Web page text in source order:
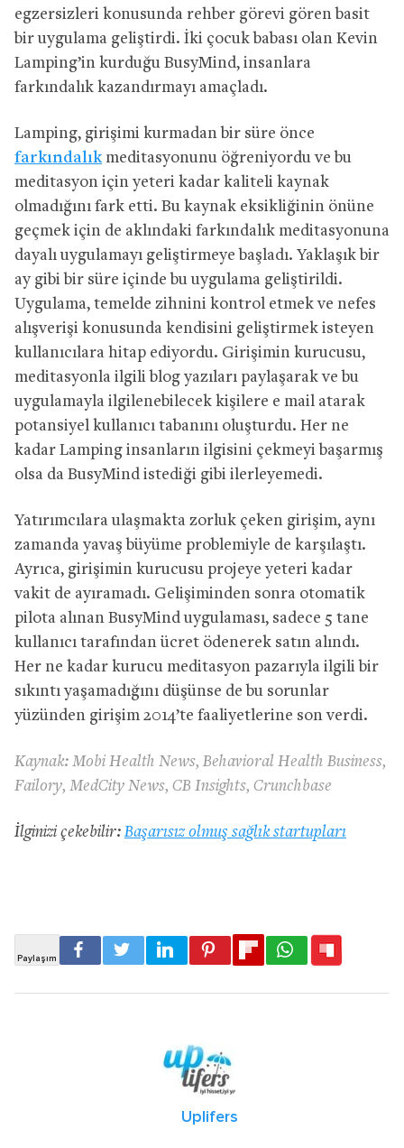
egzersizleri konusunda rehber görevi gören basit
bir uygulama geliştirdi. İki çocuk babası olan Kevin
Lamping’in kurduğu BusyMind, insanlara
farkındalık kazandırmayı amaçladı.
Lamping, girişimi kurmadan bir süre önce
farkındalık meditasyonunu öğreniyordu ve bu
meditasyon için yeteri kadar kaliteli kaynak
olmadığını fark etti. Bu kaynak eksikliğinin önüne
geçmek için de aklındaki farkındalık meditasyonuna
dayalı uygulamayı geliştirmeye başladı. Yaklaşık bir
ay gibi bir süre içinde bu uygulama geliştirildi.
Uygulama, temelde zihnini kontrol etmek ve nefes
alışverişi konusunda kendisini geliştirmek isteyen
kullanıcılara hitap ediyordu. Girişimin kurucusu,
meditasyonla ilgili blog yazıları paylaşarak ve bu
uygulamayla ilgilenebilecek kişilere e mail atarak
potansiyel kullanıcı tabanını oluşturdu. Her ne
kadar Lamping insanların ilgisini çekmeyi başarmış
olsa da BusyMind istediği gibi ilerleyemedi.
Yatırımcılara ulaşmakta zorluk çeken girişim, aynı
zamanda yavaş büyüme problemiyle de karşılaştı.
Ayrıca, girişimin kurucusu projeye yeteri kadar
vakit de ayıramadı. Gelişiminden sonra otomatik
pilota alınan BusyMind uygulaması, sadece 5 tane
kullanıcı tarafından ücret ödenerek satın alındı.
Her ne kadar kurucu meditasyon pazarıyla ilgili bir
sıkıntı yaşamadığını düşünse de bu sorunlar
yüzünden girişim 2014’te faaliyetlerine son verdi.
Kaynak: Mobi Health News, Behavioral Health Business,
Failory, MedCity News, CB Insights, Crunchbase
İlginizi çekebilir: Başarısız olmuş sağlık startupları
Uplifers